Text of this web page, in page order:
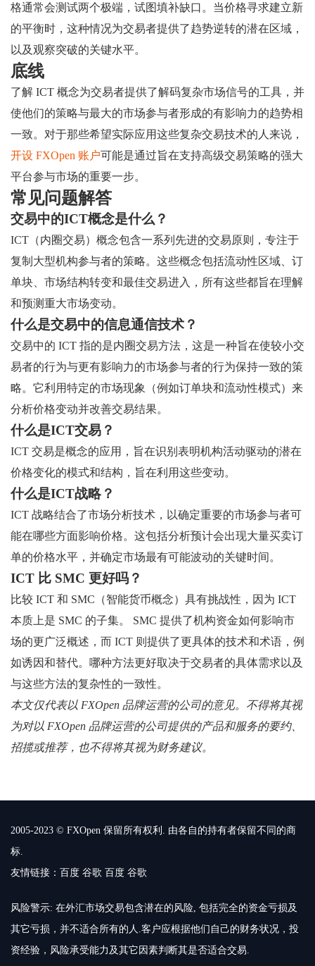
格通常会测试两个极端，试图填补缺口。当价格寻求建立新
的平衡时，这种情况为交易者提供了趋势逆转的潜在区域，
以及观察突破的关键水平。
底线
了解 ICT 概念为交易者提供了解码复杂市场信号的工具，并
使他们的策略与最大的市场参与者形成的有影响力的趋势相
一致。对于那些希望实际应用这些复杂交易技术的人来说，
开设 FXOpen 账户可能是通过旨在支持高级交易策略的强大
平台参与市场的重要一步。
常见问题解答
交易中的ICT概念是什么？
ICT（内圈交易）概念包含一系列先进的交易原则，专注于
复制大型机构参与者的策略。这些概念包括流动性区域、订
单块、市场结构转变和最佳交易进入，所有这些都旨在理解
和预测重大市场变动。
什么是交易中的信息通信技术？
交易中的 ICT 指的是内圈交易方法，这是一种旨在使较小交
易者的行为与更有影响力的市场参与者的行为保持一致的策
略。它利用特定的市场现象（例如订单块和流动性模式）来
分析价格变动并改善交易结果。
什么是ICT交易？
ICT 交易是概念的应用，旨在识别表明机构活动驱动的潜在
价格变化的模式和结构，旨在利用这些变动。
什么是ICT战略？
ICT 战略结合了市场分析技术，以确定重要的市场参与者可
能在哪些方面影响价格。这包括分析预计会出现大量买卖订
单的价格水平，并确定市场最有可能波动的关键时间。
ICT 比 SMC 更好吗？
比较 ICT 和 SMC（智能货币概念）具有挑战性，因为 ICT
本质上是 SMC 的子集。 SMC 提供了机构资金如何影响市
场的更广泛概述，而 ICT 则提供了更具体的技术和术语，例
如诱因和替代。哪种方法更好取决于交易者的具体需求以及
与这些方法的复杂性的一致性。
本文仅代表以 FXOpen 品牌运营的公司的意见。不得将其视
为对以 FXOpen 品牌运营的公司提供的产品和服务的要约、
招揽或推荐，也不得将其视为财务建议。
2005-2023 © FXOpen 保留所有权利. 由各自的持有者保留不同的商
标.
友情链接： 百度 谷歌 百度 谷歌
风险警示: 在外汇市场交易包含潜在的风险, 包括完全的资金亏损及
其它亏损，并不适合所有的人.客户应根据他们自己的财务状况，投
资经验，风险承受能力及其它因素判断其是否适合交易.